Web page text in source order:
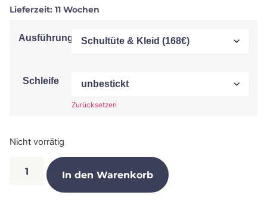
Lieferzeit: 11 Wochen
Ausführung
Schleife
Zurücksetzen
Nicht vorrätig
In den Warenkorb